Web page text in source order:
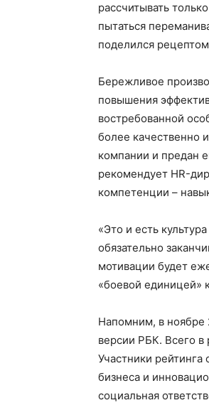
рассчитывать
пытаться
поделился
Бережливое
повышения
востребованной
более качественно
компании и предан
рекомендует HR-
компетенции –
«Это и есть
обязательно
мотивации будет
«боевой единицей»
Напомним, в ноябре
версии РБК. Всего в
Участники рейтинга
бизнеса и
социальная